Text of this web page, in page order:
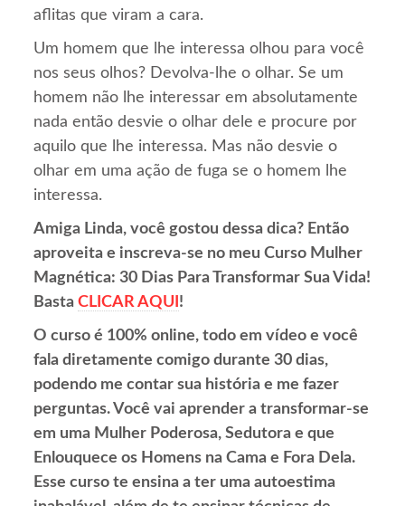
aflitas que viram a cara.
Um homem que lhe interessa olhou para você
nos seus olhos? Devolva-lhe o olhar. Se um
homem não lhe interessar em absolutamente
nada então desvie o olhar dele e procure por
aquilo que lhe interessa. Mas não desvie o
olhar em uma ação de fuga se o homem lhe
interessa.
Amiga Linda, você gostou dessa dica? Então
aproveita e inscreva-se no meu Curso Mulher
Magnética: 30 Dias Para Transformar Sua Vida!
BastaCLICAR AQUI !
O curso é 100% online, todo em vídeo e você
fala diretamente comigo durante 30 dias,
podendo me contar sua história e me fazer
perguntas. Você vai aprender a transformar-se
em uma Mulher Poderosa, Sedutora e que
Enlouquece os Homens na Cama e Fora Dela.
Esse curso te ensina a ter uma autoestima